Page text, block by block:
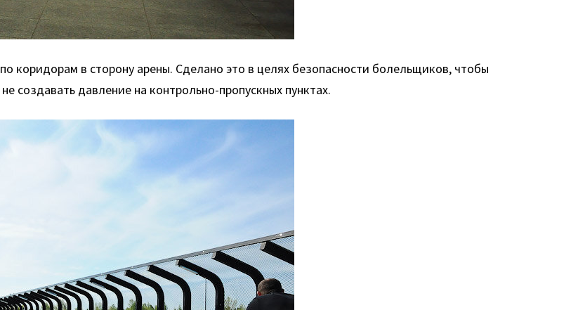
коридорам в сторону арены. Сделано это в целях безопасности болельщиков, чтобы
создавать давление на контрольно-пропускных пунктах.